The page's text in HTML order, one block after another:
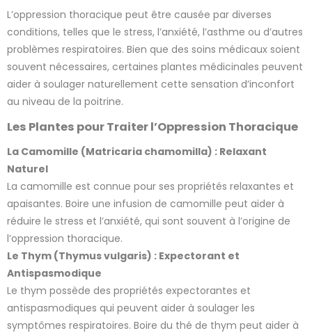
L’oppression thoracique peut être causée par diverses
conditions, telles que le stress, l’anxiété, l’asthme ou d’autres
problèmes respiratoires. Bien que des soins médicaux soient
souvent nécessaires, certaines plantes médicinales peuvent
aider à soulager naturellement cette sensation d’inconfort
au niveau de la poitrine.
Les Plantes pour Traiter l’Oppression Thoracique
La Camomille (Matricaria chamomilla) : Relaxant
Naturel
La camomille est connue pour ses propriétés relaxantes et
apaisantes. Boire une infusion de camomille peut aider à
réduire le stress et l’anxiété, qui sont souvent à l’origine de
l’oppression thoracique.
Le Thym (Thymus vulgaris) : Expectorant et
Antispasmodique
Le thym possède des propriétés expectorantes et
antispasmodiques qui peuvent aider à soulager les
symptômes respiratoires. Boire du thé de thym peut aider à